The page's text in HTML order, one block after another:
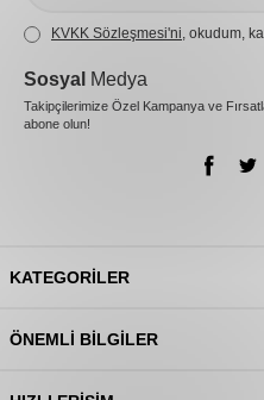
KVKK Sözleşmesi'ni, okudum,
Sosyal Medya
Takipçilerimize Özel Kampanya ve
abone olun!
KATEGORILER
ÖNEMLI BILGILER